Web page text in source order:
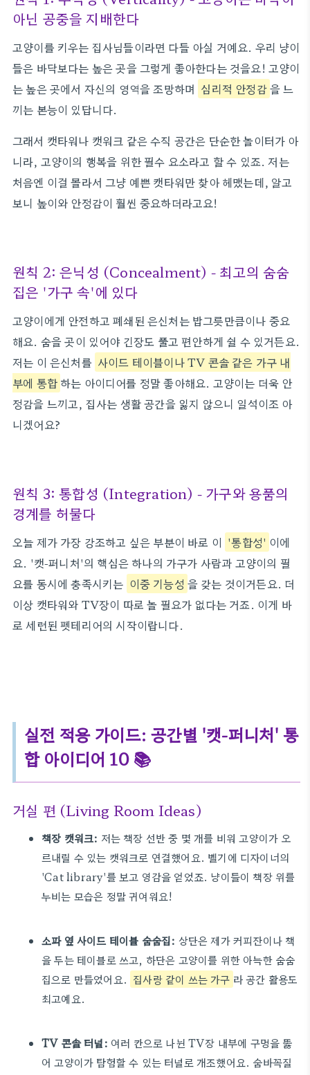
아닌 공중을 지배한다
고양이를 키우는 집사님들이라면 다들 아실 거예요. 우리 냥이
들은 바닥보다는 높은 곳을 그렇게 좋아한다는 것을요! 고양이
는 높은 곳에서 자신의 영역을 조망하며 심리적 안정감을 느
끼는 본능이 있답니다.
그래서 캣타워나 캣워크 같은 수직 공간은 단순한 놀이터가 아
니라, 고양이의 행복을 위한 필수 요소라고 할 수 있죠. 저는
처음엔 이걸 몰라서 그냥 예쁜 캣타워만 찾아 헤맸는데, 알고
보니 높이와 안정감이 훨씬 중요하더라고요!
원칙 2: 은닉성 (Concealment) - 최고의 숨숨
집은 '가구 속'에 있다
고양이에게 안전하고 폐쇄된 은신처는 밥그릇만큼이나 중요
해요. 숨을 곳이 있어야 긴장도 풀고 편안하게 쉴 수 있거든요.
저는 이 은신처를 사이드 테이블이나 TV 콘솔 같은 가구 내
부에 통합 하는 아이디어를 정말 좋아해요. 고양이는 더욱 안
정감을 느끼고, 집사는 생활 공간을 잃지 않으니 일석이조 아
니겠어요?
원칙 3: 통합성 (Integration) - 가구와 용품의
경계를 허물다
오늘 제가 가장 강조하고 싶은 부분이 바로 이 '통합성' 이에
요. '캣-퍼니처'의 핵심은 하나의 가구가 사람과 고양이의 필
요를 동시에 충족시키는 이중 기능성 을 갖는 것이거든요. 더
이상 캣타워와 TV장이 따로 놀 필요가 없다는 거죠. 이게 바
로 세련된 펫테리어의 시작이랍니다.
실전 적용 가이드: 공간별 '캣-퍼니처' 통
합 아이디어 10 📚
거실 편 (Living Room Ideas)
책장 캣워크: 저는 책장 선반 중 몇 개를 비워 고양이가 오
르내릴 수 있는 캣워크로 연결했어요. 벨기에 디자이너의
'Cat library'를 보고 영감을 얻었죠. 냥이들이 책장 위를
누비는 모습은 정말 귀여워요!
소파 옆 사이드 테이블 숨숨집: 상단은 제가 커피잔이나 책
을 두는 테이블로 쓰고, 하단은 고양이를 위한 아늑한 숨숨
집으로 만들었어요. 집사랑 같이 쓰는 가구 라 공간 활용도
최고예요.
TV 콘솔 터널: 여러 칸으로 나뉜 TV장 내부에 구멍을 뚫
어 고양이가 탐험할 수 있는 터널로 개조했어요. 숨바꼭질